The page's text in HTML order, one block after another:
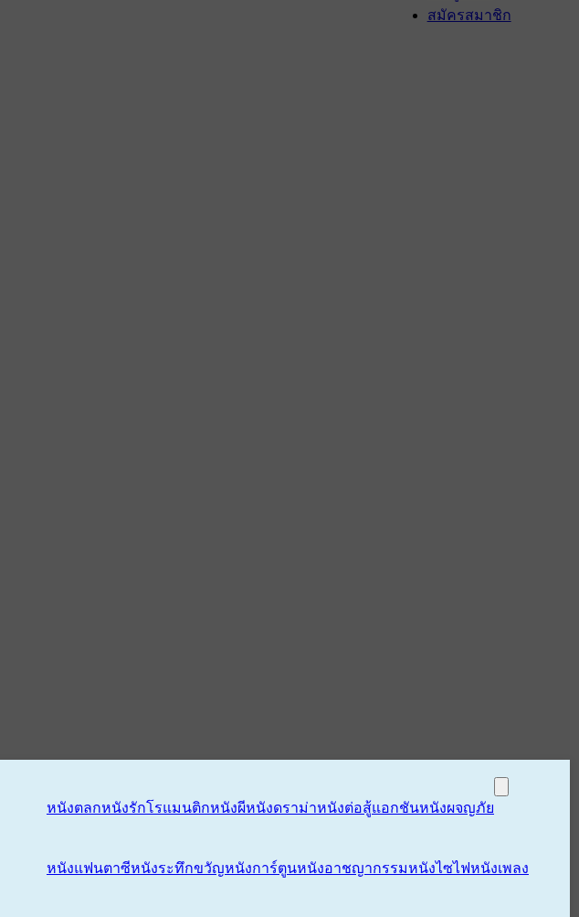
สมัครสมาชิก
หนังตลกหนังรักโรแมนติกหนังผีหนังดราม่าหนังต่อสู้แอกชันหนังผจญภัย
หนังแฟนตาซีหนังระทึกขวัญหนังการ์ตูนหนังอาชญากรรมหนังไซไฟหนังเพลง